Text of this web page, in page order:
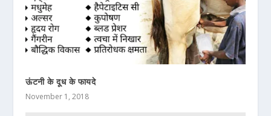
ऊंटनी के दूध के फायदे
November 1, 2018